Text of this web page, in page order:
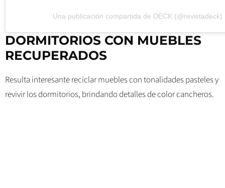
Una publicación compartida de DECK (@revistadeck)
DORMITORIOS CON MUEBLES
RECUPERADOS
Resulta interesante reciclar muebles con tonalidades pasteles y
revivir los dormitorios, brindando detalles de color cancheros.